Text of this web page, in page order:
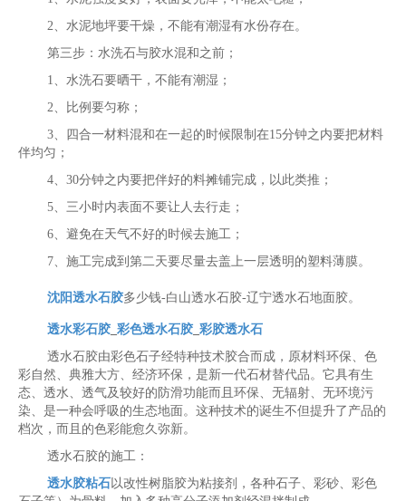
2、水泥地坪要干燥，不能有潮湿有水份存在。
第三步：水洗石与胶水混和之前；
1、水洗石要晒干，不能有潮湿；
2、比例要匀称；
3、四合一材料混和在一起的时候限制在15分钟之内要把材料
伴均匀；
4、30分钟之内要把伴好的料摊铺完成，以此类推；
5、三小时内表面不要让人去行走；
6、避免在天气不好的时候去施工；
7、施工完成到第二天要尽量去盖上一层透明的塑料薄膜。
沈阳透水石胶多少钱-白山透水石胶-辽宁透水石地面胶。
透水彩石胶_ 彩色透水石胶_ 彩胶透水石
透水石胶由彩色石子经特种技术胶合而成，原材料环保、色
彩自然、典雅大方、经济环保，是新一代石材替代品。它具有生
态、透水、透气及较好的防滑功能而且环保、无辐射、无环境污
染、是一种会呼吸的生态地面。这种技术的诞生不但提升了产品的
档次，而且的色彩能愈久弥新。
透水石胶的施工：
透水胶粘石以改性树脂胶为粘接剂，各种石子、彩砂、彩色